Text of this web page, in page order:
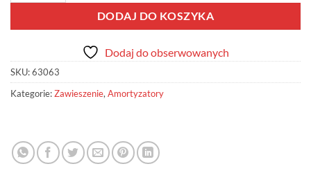
DODAJ DO KOSZYKA
Dodaj do obserwowanych
SKU:63063
Kategorie:Zawieszenie,Amortyzatory